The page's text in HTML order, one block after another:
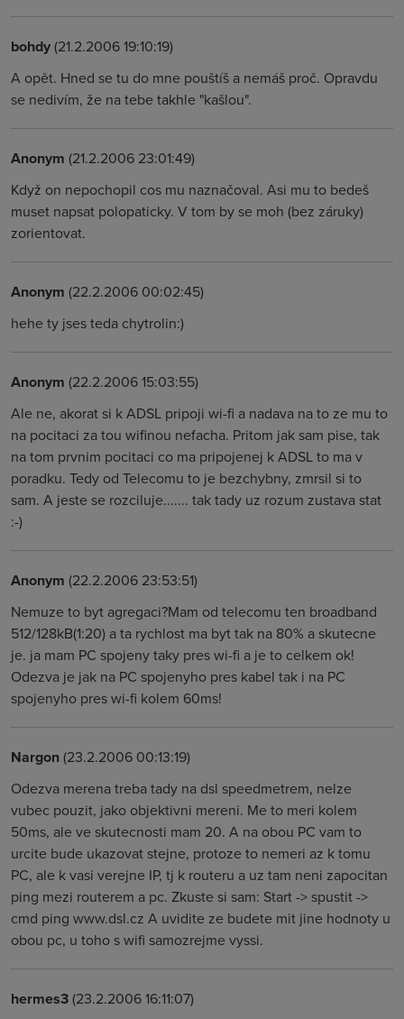
bohdy(21.2.2006 19:10:19)
A opět. Hned se tu do mne pouštíš a nemáš proč. Opravdu
se nedivím, že na tebe takhle "kašlou".
Anonym (21.2.2006 23:01:49)
Když on nepochopil cos mu naznačoval. Asi mu to bedeš
muset napsat polopaticky. V tom by se moh (bez záruky)
zorientovat.
Anonym (22.2.2006 00:02:45)
hehe ty jses teda chytrolin:)
Anonym (22.2.2006 15:03:55)
Ale ne, akorat si k ADSL pripoji wi-fi a nadava na to ze mu to
na pocitaci za tou wifinou nefacha. Pritom jak sam pise, tak
na tom prvnim pocitaci co ma pripojenej k ADSL to ma v
poradku. Tedy od Telecomu to je bezchybny, zmrsil si to
sam. A jeste se rozciluje....... tak tady uz rozum zustava stat
:-)
Anonym (22.2.2006 23:53:51)
Nemuze to byt agregaci?Mam od telecomu ten broadband
512/128kB(1:20) a ta rychlost ma byt tak na 80% a skutecne
je. ja mam PC spojeny taky pres wi-fi a je to celkem ok!
Odezva je jak na PC spojenyho pres kabel tak i na PC
spojenyho pres wi-fi kolem 60ms!
Nargon(23.2.2006 00:13:19)
Odezva merena treba tady na dsl speedmetrem, nelze
vubec pouzit, jako objektivni mereni. Me to meri kolem
50ms, ale ve skutecnosti mam 20. A na obou PC vam to
urcite bude ukazovat stejne, protoze to nemeri az k tomu
PC, ale k vasi verejne IP, tj k routeru a uz tam neni zapocitan
ping mezi routerem a pc. Zkuste si sam: Start -> spustit ->
cmd ping www.dsl.cz A uvidite ze budete mit jine hodnoty u
obou pc, u toho s wifi samozrejme vyssi.
hermes3(23.2.2006 16:11:07)